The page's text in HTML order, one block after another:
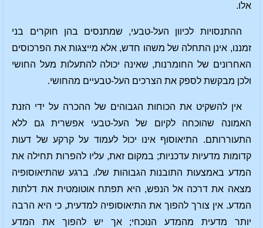
אלו.
ההתנסויות לכיוון העל-טבעי, שמתנסים בהן חוקרים בני
זמננו, אינן התחלה של משהו חדש, אלא מייצגות את הפרכוסים
האחרונים של החומרנות, שאינה יכולה להתעלות מעל החושי
ולכן מבקשת לספק את הצרכים העל-טבעיים מהחושי.
אין להשקיט את הכוחות הגבוהים של ההכרה על ידי הזנת
האמונה שהוכחה לקיום של העל-טבעי אפשרית גם ללא
התעוררותם. התיאוסוף אינו יכול לעמוד על קרקע של דעות
קדומות מדעיות עדכניות; במקום זאת, עליו להפרות תחילה את
המדע באמצעות התובנות הגבוהות שלו. ברגע שהתיאוסופיה
מצאה את דרכה אל הנפש, היא תפתח אוטומטית את דלתות
המדע. אין צורך להפוך את התיאוסופיה למדעית, כי היא הרבה
יותר מדעית מהמדע הנוכחי; אך יש להפוך את המדע